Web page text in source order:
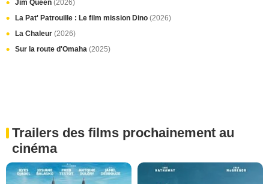
Jim Queen (2026)
La Pat' Patrouille : Le film mission Dino (2026)
La Chaleur (2026)
Sur la route d'Omaha (2025)
Trailers des films prochainement au
cinéma